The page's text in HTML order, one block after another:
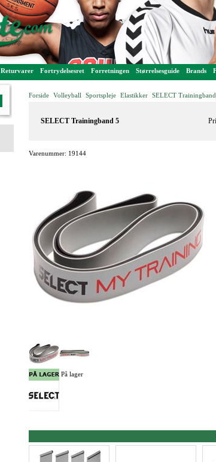
Returvarer Fortrydelsesret Forretningen Størrelsesguide Brands
Forside Volleyball Sportspleje Elastikker SELECT
SELECT Trainingband 5
Varenummer: 19144
På lager